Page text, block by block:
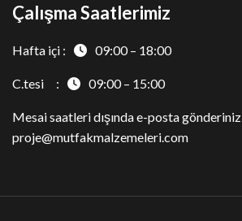
Çalışma Saatlerimiz
Hafta içi : 09:00 – 18:00
C.tesi : 09:00 – 15:00
Mesai saatleri dışında e-posta gönderiniz
proje@mutfakmalzemeleri.com